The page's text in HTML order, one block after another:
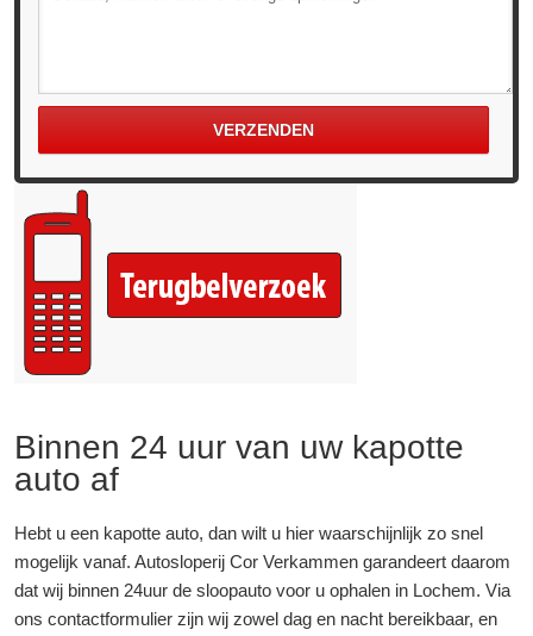
Binnen 24 uur van uw kapotte
auto af
Hebt u een kapotte auto, dan wilt u hier waarschijnlijk zo snel
mogelijk vanaf. Autosloperij Cor Verkammen garandeert daarom
dat wij binnen 24uur de sloopauto voor u ophalen in Lochem. Via
ons contactformulier zijn wij zowel dag en nacht bereikbaar, en